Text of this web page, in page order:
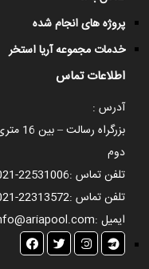
پروژه های انجام شده
خدمات مجموعه آریا استخر
اطلاعات تماس
آدرس :
دوم
تلفن تماس :22531006
تلفن تماس :22313572
ایمیل :